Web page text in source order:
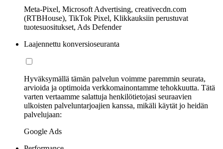
Meta-Pixel, Microsoft Advertising, creativecdn.com
(RTBHouse), TikTok Pixel, Klikkauksiin perustuvat
tuotesuositukset, Ads Defender
Laajennettu konversioseuranta
Hyväksymällä tämän palvelun voimme paremmin seurata,
arvioida ja optimoida verkkomainontamme tehokkuutta. Tätä
varten vertaamme salattuja henkilötietojasi seuraavien
ulkoisten palveluntarjoajien kanssa, mikäli käytät jo heidän
palvelujaan:
Google Ads